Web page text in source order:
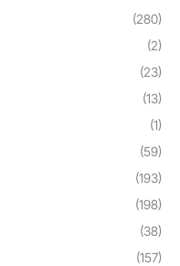
(280)
(2)
(23)
(13)
(1)
(59)
(193)
(198)
(38)
(157)